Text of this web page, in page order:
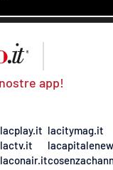
app!
lacplay.it
lactv.it
laconair.it
lacitymag.it